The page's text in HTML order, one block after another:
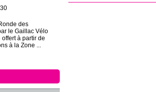
des
le Gaillac Vélo
à partir de
à la Zone ...